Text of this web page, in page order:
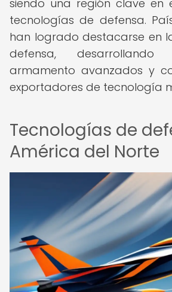
siendo una región clave en
tecnologías de defensa.
han logrado destacarse en
defensa,
armamento avanzados y
exportadores de tecnología
Tecnologías de
América del Norte